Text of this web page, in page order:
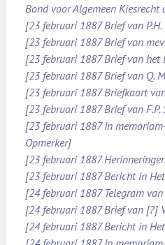
Bond voor Algemeen
[23 februari 1887 Brief van
[23 februari 1887 Brief van
[23 februari 1887 Brief van het
[23 februari 1887 Brief van Q.
[23 februari 1887 Briefkaart
[23 februari 1887 Brief van
[23 februari 1887 In
Opmerker]
[23 februari 1887
[23 februari 1887 Bericht in
[24 februari 1887 Telegram
[24 februari 1887 Brief van [?]
[24 februari 1887 Bericht in